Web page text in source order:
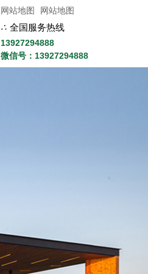
网站地图 网站地图
∴ 全国服务热线
13927294888
微信号：13927294888